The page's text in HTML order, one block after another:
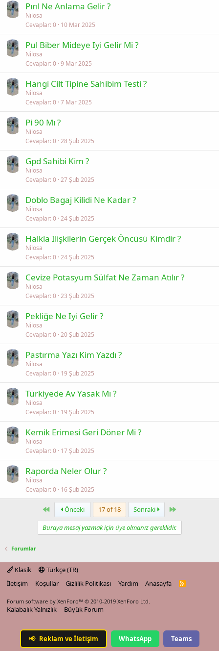
Pırıl Ne Anlama Gelir ?
Nilosa
Cevaplar 0 10 Mar 2025
Pul Biber Mideye Iyi Gelir Mi ?
Nilosa
Cevaplar 0 9 Mar 2025
Hangi Cilt Tipine Sahibim Testi ?
Nilosa
Cevaplar 0 7 Mar 2025
Pi 90 Mı ?
Nilosa
Cevaplar 0 28 Şub 2025
Gpd Sahibi Kim ?
Nilosa
Cevaplar 0 27 Şub 2025
Doblo Bagaj Kilidi Ne Kadar ?
Nilosa
Cevaplar 0 24 Şub 2025
Halkla Ilişkilerin Gerçek Öncüsü Kimdir ?
Nilosa
Cevaplar 0 24 Şub 2025
Cevize Potasyum Sülfat Ne Zaman Atılır ?
Nilosa
Cevaplar 0 23 Şub 2025
Pekliğe Ne Iyi Gelir ?
Nilosa
Cevaplar 0 20 Şub 2025
Pastırma Yazı Kim Yazdı ?
Nilosa
Cevaplar 0 19 Şub 2025
Türkiyede Av Yasak Mı ?
Nilosa
Cevaplar 0 19 Şub 2025
Kemik Erimesi Geri Döner Mi ?
Nilosa
Cevaplar 0 17 Şub 2025
Raporda Neler Olur ?
Nilosa
Cevaplar 0 16 Şub 2025
First Önceki 17 of 18 Sonraki Last
Buraya mesaj yazmak için üye olmanız gereklidir.
Forumlar
Klasik
Türkçe (TR)
İletişim
Koşullar Gizlilik Politikası Yardım Anasayfa
R
Forum software by XenForo™ © 2010-2019 XenForo Ltd.
Kalabalık Yalnızlık Büyük Forum
📢 Reklam ve İletişim WhatsApp Teams